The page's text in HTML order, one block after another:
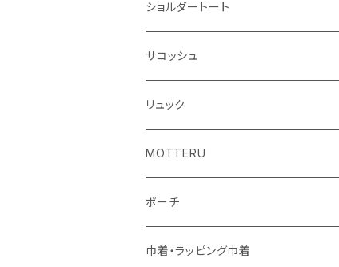
アクリル雑貨
ジュートコットン
キャンパス
不織布
コットン
デニム
ポリエステル
不織布
オーガニックコットン
シーチング
10oz
フェアトレードコットン
コットンリネン
ジュートコットン
再生ファブリック
コットン
ショルダートート
オーガニックコットン
コットンリネン
再生ファブリック
5oz
10oz
コットン
シーチング
キャンパス
サコッシュ
オーガニックコットン
フェアトレードコットン
ジュートコットン
再生ファブリック
リュック
コットン
5oz
デニム
ポリエステル
MOTTERU
お買い物バッグ
ボトル
ポーチ
オーガニックコットン
巾着・ラッピング巾着